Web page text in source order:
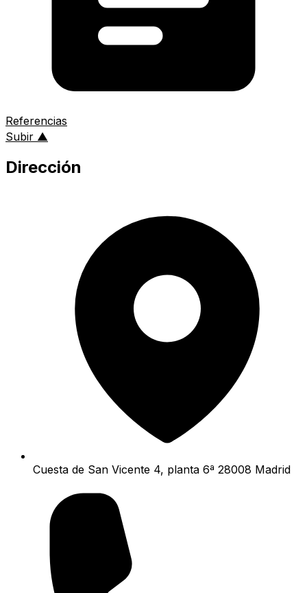
Referencias
Subir ▲
Dirección
Cuesta de San Vicente 4, planta 6ª 28008 Madrid